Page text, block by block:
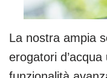
La nostra ampia
erogatori